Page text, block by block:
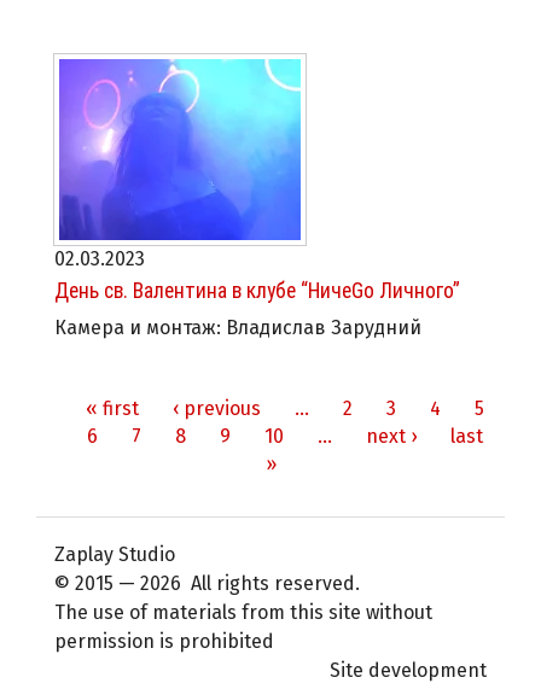
02.03.2023
День св. Валентина в клубе “НичеGo Личного”
Камера и монтаж: Владислав Зарудний
Pages« first ‹ previous … 2 3 4
5
6
7 8 9 10 … next ›
last
»
Zaplay Studio
© 2015 — 2026 All rights reserved.
The use of materials from this site without
permission is prohibited
Site development